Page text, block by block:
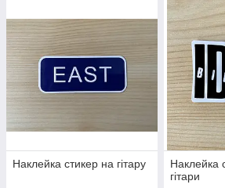
Наклейка стикер на гітару
Наклейка
гітари